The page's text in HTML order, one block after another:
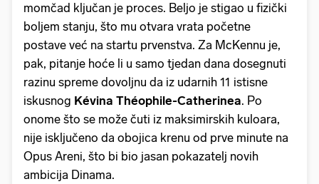
momčad ključan je proces. Beljo je stigao u fizički
boljem stanju, što mu otvara vrata početne
postave već na startu prvenstva. Za McKennu je,
pak, pitanje hoće li u samo tjedan dana dosegnuti
razinu spreme dovoljnu da iz udarnih 11 istisne
iskusnog Kévina Théophile-Catherinea. Po
onome što se može čuti iz maksimirskih kuloara,
nije isključeno da obojica krenu od prve minute na
Opus Areni, što bi bio jasan pokazatelj novih
ambicija Dinama.